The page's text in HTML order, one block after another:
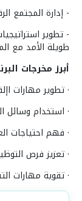
- إدارة المجتمع
- تطوير
طويلة الأمد مع
أبرز مخرجات
· تطوير مهارات
· استخدام وسائل
· فهم احتياجات
· تعزيز فرص
· تقوية مهارات